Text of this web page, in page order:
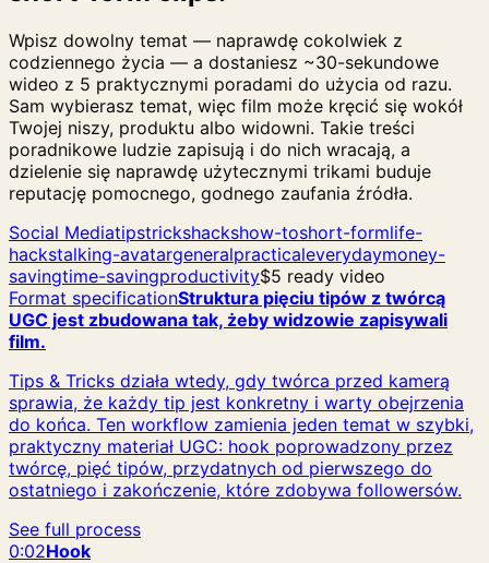
Wpisz dowolny temat — naprawdę cokolwiek z
codziennego życia — a dostaniesz ~30-sekundowe
wideo z 5 praktycznymi poradami do użycia od razu.
Sam wybierasz temat, więc film może kręcić się wokół
Twojej niszy, produktu albo widowni. Takie treści
poradnikowe ludzie zapisują i do nich wracają, a
dzielenie się naprawdę użytecznymi trikami buduje
reputację pomocnego, godnego zaufania źródła.
Social Mediatipstrickshackshow-toshort-formlife-
hackstalking-avatargeneralpracticaleverydaymoney-
savingtime-savingproductivity$5 ready video
Format specificationStruktura pięciu tipów z twórcą
UGC jest zbudowana tak, żeby widzowie zapisywali
film.
Tips & Tricks działa wtedy, gdy twórca przed kamerą
sprawia, że każdy tip jest konkretny i warty obejrzenia
do końca. Ten workflow zamienia jeden temat w szybki,
praktyczny materiał UGC: hook poprowadzony przez
twórcę, pięć tipów, przydatnych od pierwszego do
ostatniego i zakończenie, które zdobywa followersów.
See full process
0:02Hook